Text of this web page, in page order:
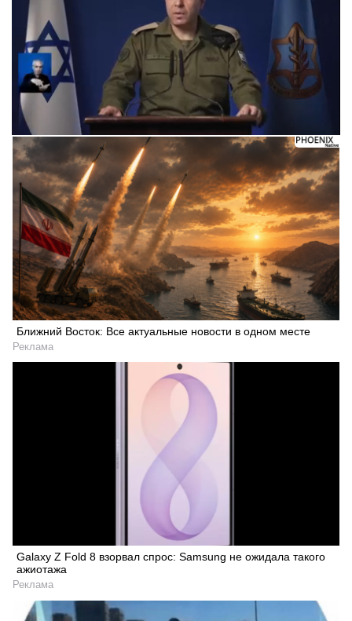
Следующее видео через 5 Отмена
Ближний Восток: Все актуальные новости в одном месте
Реклама
Galaxy Z Fold 8 взорвал спрос: Samsung не ожидала такого
ажиотажа
Реклама